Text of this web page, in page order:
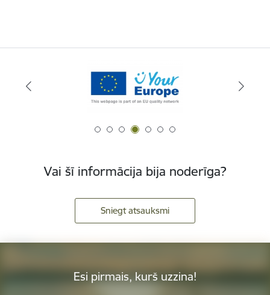
Vai šī informācija bija noderīga?
Sniegt atsauksmi
Esi pirmais, kurš uzzina!